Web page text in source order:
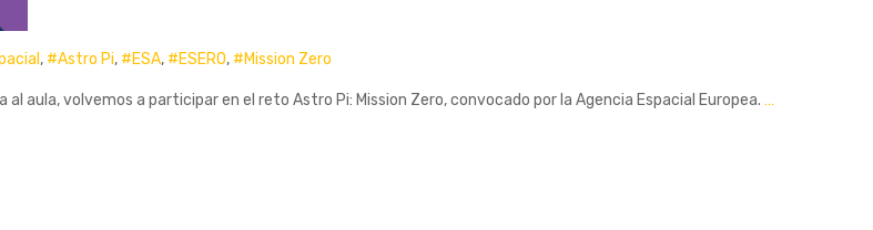
, #Astro Pi, #ESA, #ESERO, #Mission Zero
aula, volvemos a participar en el reto Astro Pi: Mission Zero, convocado por la Agencia Espacial Europea. …